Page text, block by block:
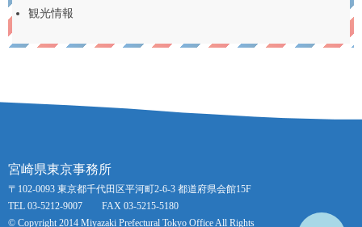
観光情報
宮崎県東京事務所
〒102-0093 東京都千代田区平河町2-6-3 都道府県会館15F
TEL 03-5212-9007 FAX 03-5215-5180
© Copyright 2014 Miyazaki Prefectural Tokyo Office All Rights